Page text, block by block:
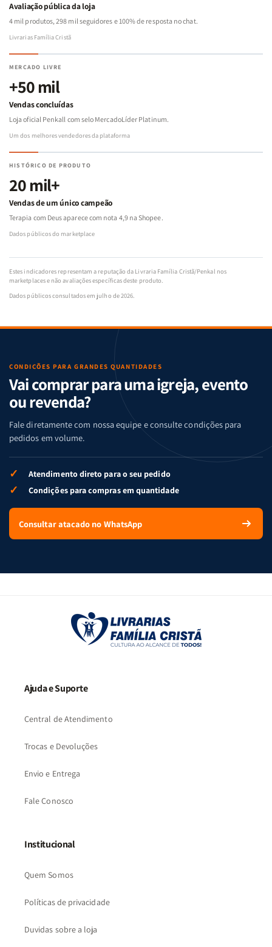
Avaliação pública da loja
4 mil produtos, 298 mil seguidores e 100% de resposta no chat.
Livrarias Família Cristã
MERCADO LIVRE
+50 mil
Vendas concluídas
Loja oficial Penkall com selo MercadoLíder Platinum.
Um dos melhores vendedores da plataforma
HISTÓRICO DE PRODUTO
20 mil+
Vendas de um único campeão
Terapia com Deus aparece com nota 4,9 na Shopee.
Dados públicos do marketplace
Estes indicadores representam a reputação da Livraria Família Cristã/Penkal nos
marketplaces e não avaliações específicas deste produto.
Dados públicos consultados em julho de 2026.
CONDIÇÕES PARA GRANDES QUANTIDADES
Vai comprar para uma igreja, evento
ou revenda?
Fale diretamente com nossa equipe e consulte condições para
pedidos em volume.
✓ Atendimento direto para o seu pedido
✓ Condições para compras em quantidade
Consultar atacado no WhatsApp
Ajuda e Suporte
Central de Atendimento
Trocas e Devoluções
Envio e Entrega
Fale Conosco
Institucional
Quem Somos
Políticas de privacidade
Duvidas sobre a loja